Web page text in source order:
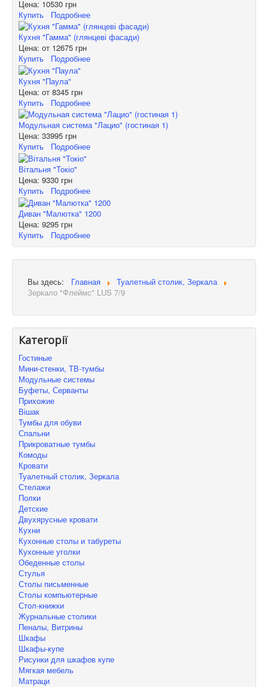
Цена: 10530 грн
Купить
Подробнее
Кухня "Гамма" (глянцеві фасади)
Цена: от 12675 грн
Купить
Подробнее
Кухня "Паула"
Цена: от 8345 грн
Купить
Подробнее
Модульная система "Лацио" (гостиная 1)
Цена: 33995 грн
Купить
Подробнее
Вітальня "Токіо"
Цена: 9330 грн
Купить
Подробнее
Диван "Малютка" 1200
Цена: 9295 грн
Купить
Подробнее
Вы здесь: Главная
Туалетный столик, Зеркала
Зеркало "Флеймс" LUS 7/9
Категорії
Гостиные
Мини-стенки, ТВ-тумбы
Модульные системы
Буфеты, Серванты
Прихожие
Вішак
Тумбы для обуви
Спальни
Прикроватные тумбы
Комоды
Кровати
Туалетный столик, Зеркала
Стелажи
Полки
Детские
Двухярусные кровати
Кухни
Кухонные столы и табуреты
Кухонные уголки
Обеденные столы
Стулья
Столы письменные
Столы компьютерные
Стол-книжки
Журнальные столики
Пеналы, Витрины
Шкафы
Шкафы-купе
Рисунки для шкафов купе
Мягкая мебель
Матраци